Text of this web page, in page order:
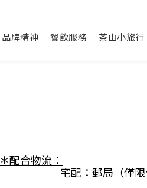
品牌精神 餐飲服務 茶山小旅行
＊配合物流：
宅配：郵局 （僅